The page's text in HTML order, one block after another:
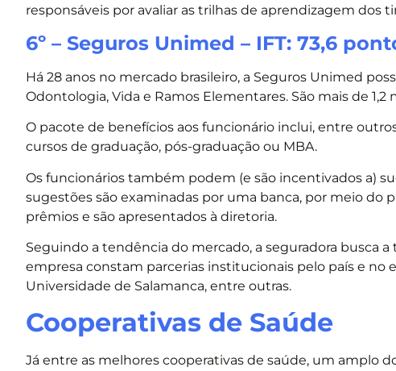
responsáveis por avaliar as trilhas de aprendizagem dos
6º – Seguros Unimed – IFT: 73,6
Há 28 anos no mercado brasileiro, a Seguros Unimed
Odontologia, Vida e Ramos Elementares. São mais de
O pacote de benefícios aos funcionário inclui, entre
cursos de graduação, pós-graduação ou MBA.
Os funcionários também podem (e são incentivados a)
sugestões são examinadas por uma banca, por meio do
prêmios e são apresentados à diretoria.
Seguindo a tendência do mercado, a seguradora busca
empresa constam parcerias institucionais pelo país e no
Universidade de Salamanca, entre outras.
Cooperativas de Saúde
Já entre as melhores cooperativas de saúde, um amplo